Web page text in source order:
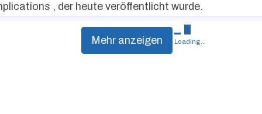
, der heute veröffentlicht wurde.
Mehr anzeigen Loading...